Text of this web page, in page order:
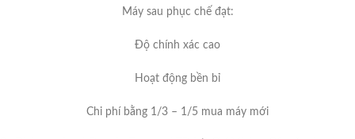
Máy sau phục chế đạt:
Độ chính xác cao
Hoạt động bền bỉ
Chi phí bằng 1/3 – 1/5 mua máy mới